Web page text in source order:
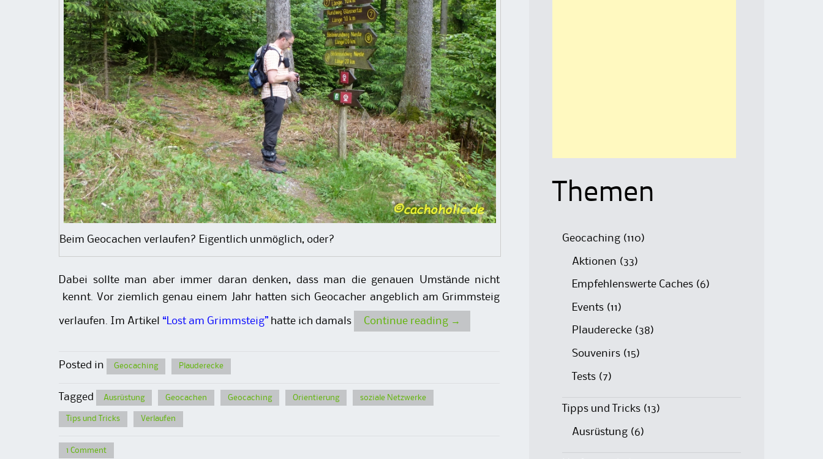
Beim Geocachen verlaufen? Eigentlich unmöglich, oder?
Dabei sollte man aber immer daran denken, dass man die genauen Umstände nicht
kennt. Vor ziemlich genau einem Jahr hatten sich Geocacher angeblich am Grimmsteig
verlaufen. Im Artikel “Lost am Grimmsteig” hatte ich damals Continue reading →
Posted in Geocaching Plauderecke
Tagged Ausrüstung Geocachen Geocaching Orientierung soziale Netzwerke
Tips und Tricks Verlaufen
1 Comment
Themen
Geocaching (110)
Aktionen (33)
Empfehlenswerte Caches (6)
Events (11)
Plauderecke (38)
Souvenirs (15)
Tests (7)
Tipps und Tricks (13)
Ausrüstung (6)